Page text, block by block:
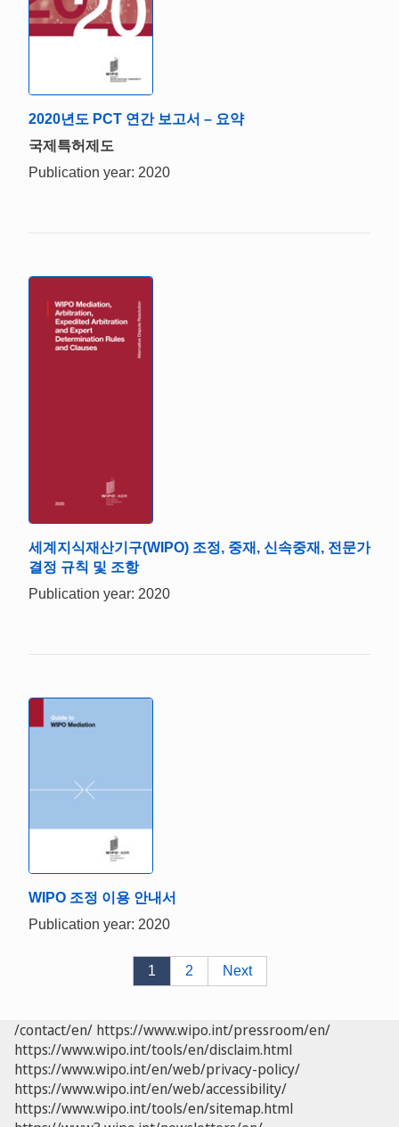
2020년도 PCT 연간 보고서 – 요약
국제특허제도
Publication year: 2020
세계지식재산기구(WIPO) 조정, 중재, 신속중재, 전문가
결정 규칙 및 조항
Publication year: 2020
WIPO 조정 이용 안내서
Publication year: 2020
1 2 Next
/contact/en/ https://www.wipo.int/pressroom/en/
https://www.wipo.int/tools/en/disclaim.html
https://www.wipo.int/en/web/privacy-policy/
https://www.wipo.int/en/web/accessibility/
https://www.wipo.int/tools/en/sitemap.html